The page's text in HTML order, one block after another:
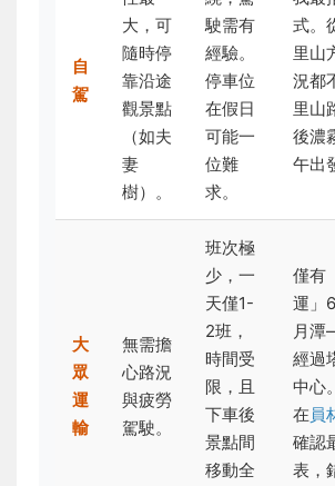
自
駕
大，可
隨時停
靠沿途
觀景點
（如夫
妻
樹）。
駛需有
經驗。
停車位
在假日
可能一
位難
求。
式。
里山
況都
里山
後濃
午出
大
眾
運
輸
無需擔
心路況
與疲勞
駕駛。
班次極
少，一
天僅1-
2班，
時間受
限，且
下車後
景點間
移動全
僅有
運」
月潭
經過
中心
在 員
確認
表，